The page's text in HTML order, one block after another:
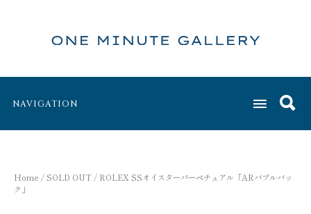
NAVIGATION
Home /SOLD OUT / ROLEX SSオイスターパーペチュアル「ARバブルバッ
ク」